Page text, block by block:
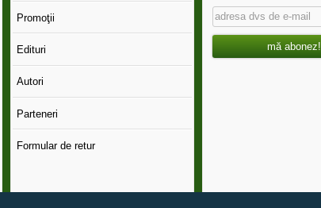
Promoţii
Edituri
Autori
Parteneri
Formular de retur
mă abonez!